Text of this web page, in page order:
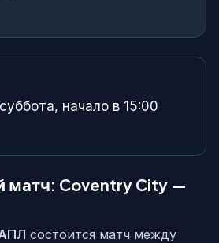
начало в 15:00
матч: Coventry City —
состоится матч между